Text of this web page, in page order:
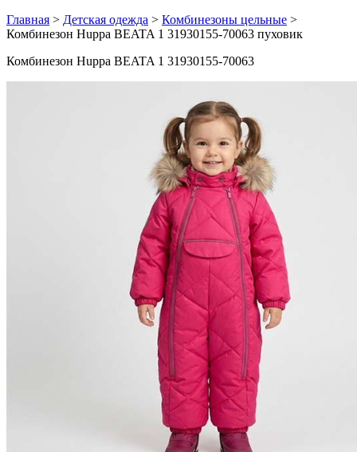
Главная > Детская одежда > Комбинезоны цельные >
Комбинезон Huppa BEATA 1 31930155-70063 пуховик
Комбинезон Huppa BEATA 1 31930155-70063